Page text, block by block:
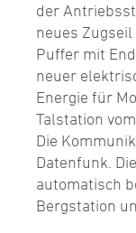
der
neues
Puffer mit
neuer
Energie für
Talstation
Die
Datenfunk.
automatisch
Bergstation